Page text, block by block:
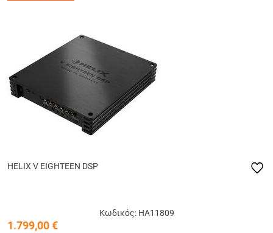
HELIX V EIGHTEEN DSP
Κωδικός: HA11809
1.799,00€